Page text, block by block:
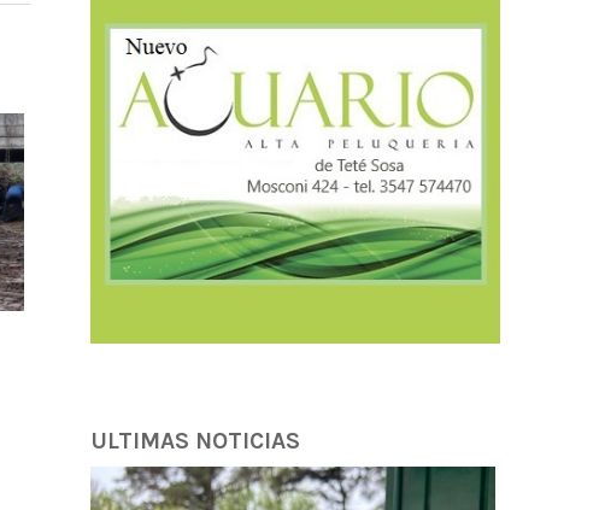
Córdoba fortalece la prevención y
Córdoba fortalece la
ULTIMAS NOTICIAS